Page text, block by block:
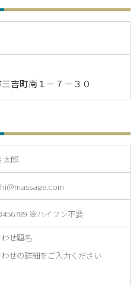
吉町南１－７－３０